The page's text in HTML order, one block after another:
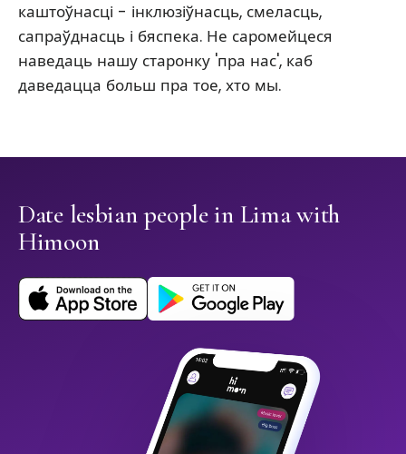
каштоўнасці - інклюзіўнасць, смеласць,
сапраўднасць і бяспека. Не саромейцеся
наведаць нашу старонку 'пра нас', каб
даведацца больш пра тое, хто мы.
Date lesbian people in Lima with
Himoon